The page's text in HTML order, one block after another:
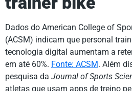
Dados do American College of
(ACSM) indicam que personal
tecnologia digital aumentam a
em até 60%. Fonte: ACSM. Além
pesquisa da Journal of Sports
atletas que usam apps de treino